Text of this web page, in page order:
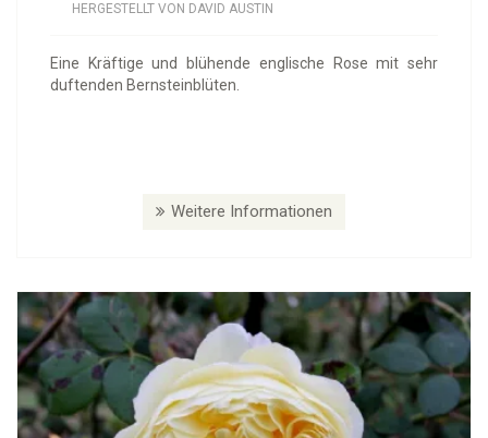
HERGESTELLT VON DAVID AUSTIN
Eine Kräftige und blühende englische Rose mit sehr
duftenden Bernsteinblüten.
Weitere Informationen